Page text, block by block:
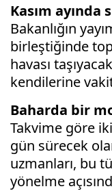
Kasım ayında
Bakanlığın
birleştiğinde
havası
kendilerine
Baharda bir
Takvime göre
gün sürecek
uzmanları, bu
yönelme